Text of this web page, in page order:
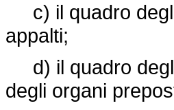
c) il quadro degli
appalti;
d) il quadro degli
degli organi